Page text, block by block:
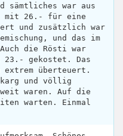
sämtliches war aus
mit 26.- für eine
und zusätzlich war
und das im
die Rösti war
23.- gekostet. Das
überteuert.
und völlig
waren. Auf die
warten. Einmal